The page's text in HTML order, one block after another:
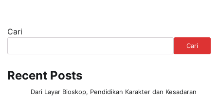
Cari
Cari
Recent Posts
Dari Layar Bioskop, Pendidikan Karakter dan Kesadaran